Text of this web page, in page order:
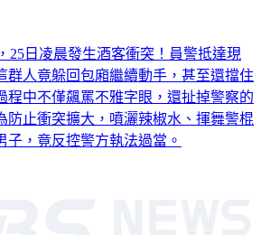
25日凌晨發生酒客衝突！員警抵達現
群人竟躲回包廂繼續動手，甚至還擋住
程中不僅飆罵不雅字眼，還扯掉警察的
防止衝突擴大，噴灑辣椒水、揮舞警棍
子，竟反控警方執法過當。